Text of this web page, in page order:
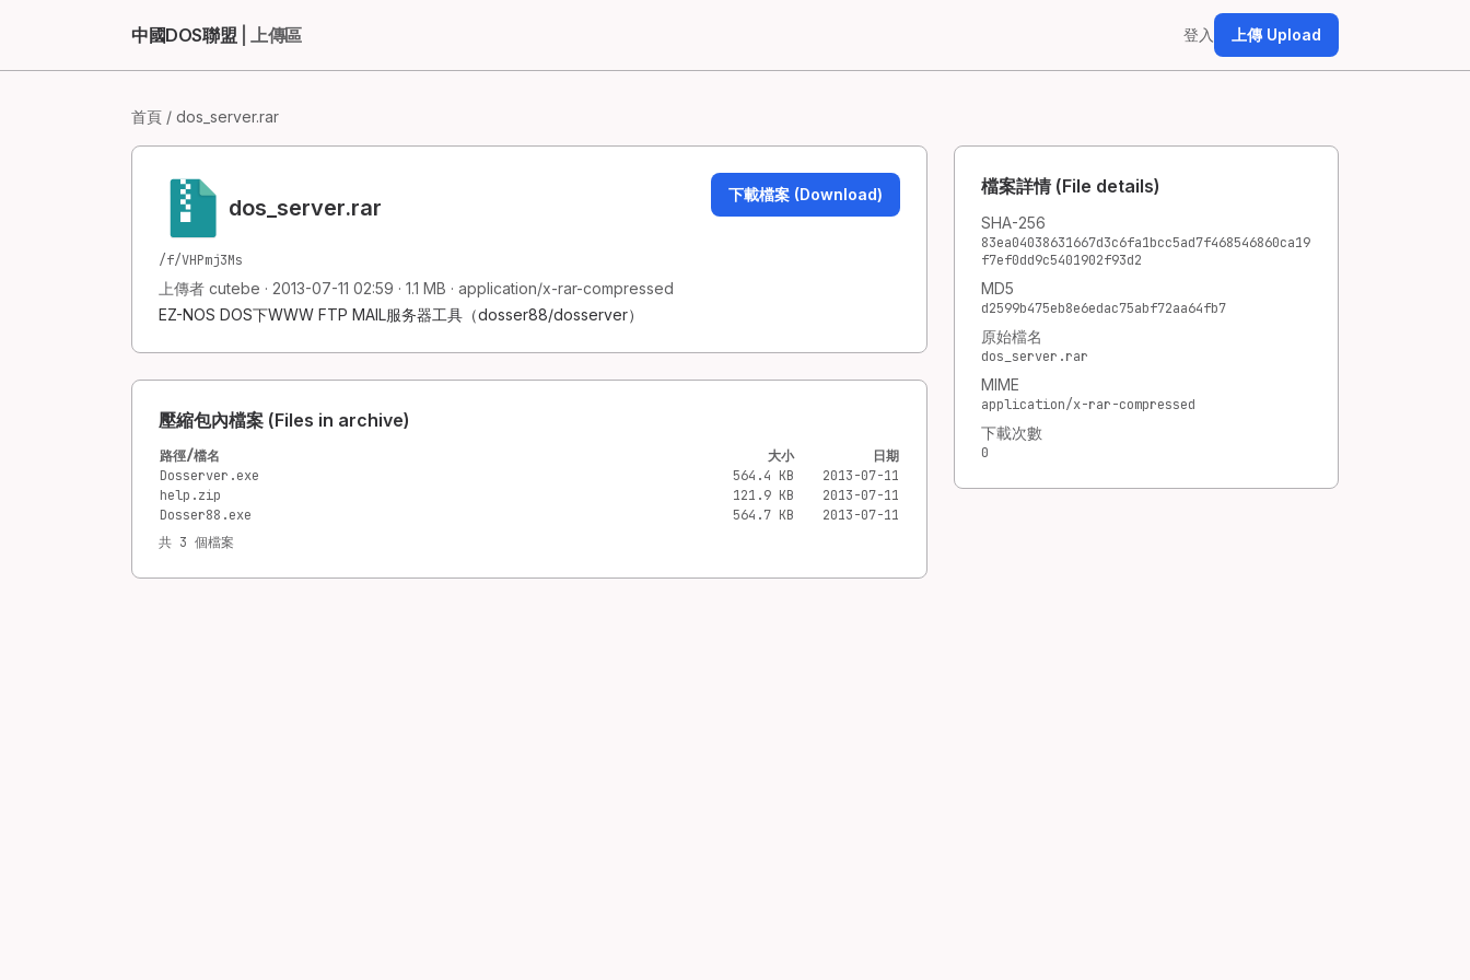
中國DOS聯盟 | 上傳區 登入 上傳 Upload
首頁 / dos_server.rar
dos_server.rar
/f/VHPmj3Ms
上傳者 cutebe · 2013-07-11 02:59 · 1.1 MB · application/x-rar-compressed
EZ-NOS DOS下WWW FTP MAIL服务器工具（dosser88/dosserver）
下載檔案 (Download)
壓縮包內檔案 (Files in archive)
路徑/檔名 大小
日期
Dosserver.exe
564.4 KB
2013-07-11
help.zip
121.9 KB
2013-07-11
Dosser88.exe
564.7 KB
2013-07-11
共 3 個檔案
檔案詳情 (File details)
SHA-256
83ea04038631667d3c6fa1bcc5ad7f468546860ca19
f7ef0dd9c5401902f93d2
MD5
d2599b475eb8e6edac75abf72aa64fb7
原始檔名
dos_server.rar
MIME
application/x-rar-compressed
下載次數
0